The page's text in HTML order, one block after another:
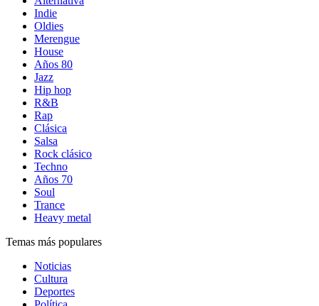
Indie
Oldies
Merengue
House
Años 80
Jazz
Hip hop
R&B
Rap
Clásica
Salsa
Rock clásico
Techno
Años 70
Soul
Trance
Heavy metal
Temas más populares
Noticias
Cultura
Deportes